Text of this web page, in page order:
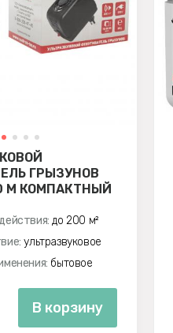
ГРЫЗУНОВ
М КОМПАКТНЫЙ
до 200 м²
ультразвуковое
бытовое
В корзину